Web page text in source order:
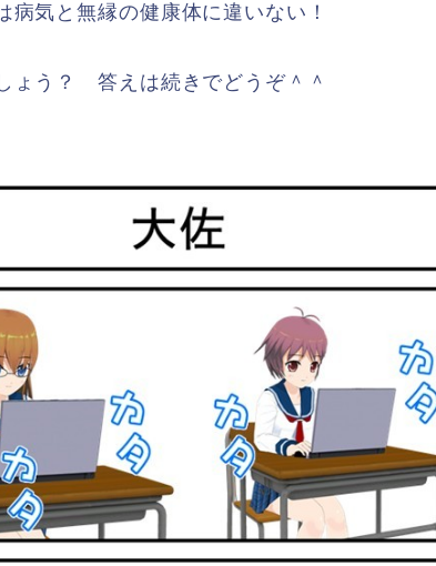
病気と無縁の健康体に違いない！
ょう？ 答えは続きでどうぞ＾＾